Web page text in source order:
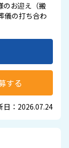
のお迎え（搬
儀の打ち合わ
する
：2026.07.24